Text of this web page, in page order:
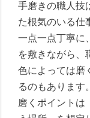
手磨きの職人技
た根気のいる仕
一点一点丁寧に
を敷きながら、
色によっては磨
るのもあります。
磨くポイントは